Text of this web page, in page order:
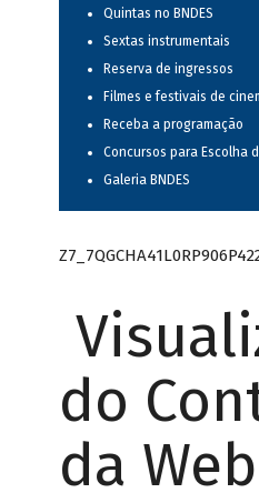
Quintas no BNDES
Sextas instrumentais
Reserva de ingressos
Filmes e festivais de
Receba a programação
Concursos para Escolha
Galeria BNDES
do
da Web